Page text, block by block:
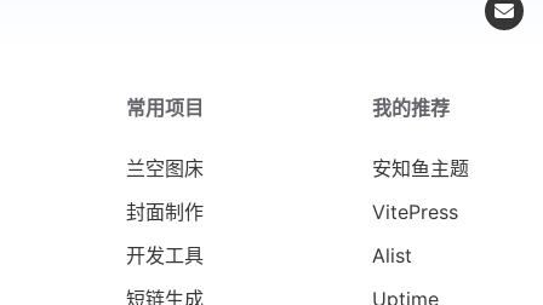
常用项目
兰空图床
封面制作
开发工具
短链生成
我的推荐
安知鱼主题
VitePress
Alist
Uptime